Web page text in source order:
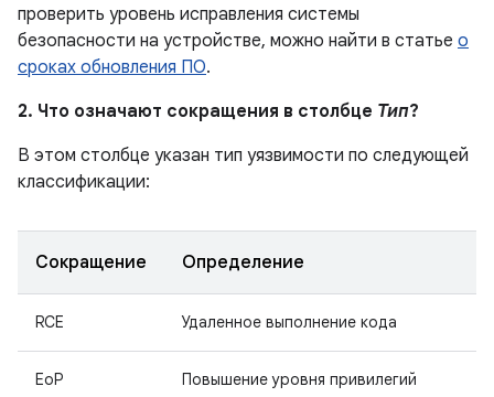
проверить уровень исправления системы
безопасности на устройстве, можно найти в статье о
сроках обновления ПО.
2. Что означают сокращения в столбце Тип?
В этом столбце указан тип уязвимости по следующей
классификации:
Сокращение Определение
RCE Удаленное выполнение кода
EoP Повышение уровня привилегий